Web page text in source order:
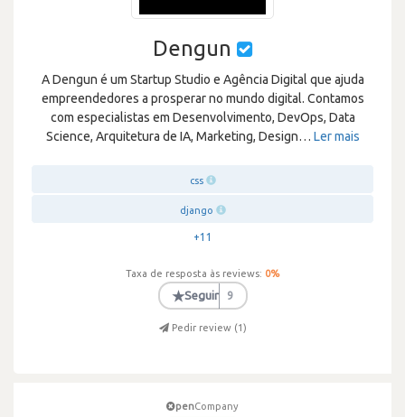
Dengun
A Dengun é um Startup Studio e Agência Digital que ajuda
empreendedores a prosperar no mundo digital. Contamos
com especialistas em Desenvolvimento, DevOps, Data
Science, Arquitetura de IA, Marketing, Design… Ler mais
css
django
+11
Taxa de resposta às reviews: 0%
★Seguir 9
Pedir review (1)
penCompany